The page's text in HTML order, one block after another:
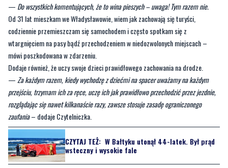
— Do wszystkich komentujących, że to wina pieszych – uwaga! Tym razem nie.
Od 31 lat mieszkam we Władysławowie, wiem jak zachowają się turyści,
codziennie przemieszczam się samochodem i często spotkam się z
wtargnięciem na pasy bądź przechodzeniem w niedozwolonych miejscach –
mówi poszkodowana w zdarzeniu.
Dodaje również, że uczy swoje dzieci prawidłowego zachowania na drodze.
— Za każdym razem, kiedy wychodzę z dziećmi na spacer uważamy na każdym
przejściu, trzymam ich za ręce, uczę ich jak prawidłowo przechodzić przez jezdnie,
rozglądając się nawet kilkanaście razy, zawsze stosuje zasadę ograniczonego
zaufania– dodaje Czytelniczka.
CZYTAJ TEŻ: W Bałtyku utonął 44-latek. Był prąd
wsteczny i wysokie fale